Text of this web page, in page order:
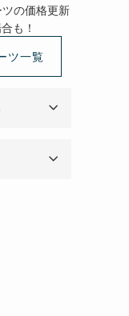
の価格更新
も！
ツ一覧